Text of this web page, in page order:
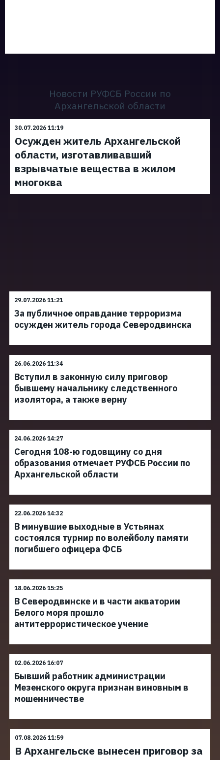
Новости РУФСБ России по
Архангельской области
30.07.2026 11:19
Осужден житель Архангельской
области, изготавливавший
взрывчатые вещества в жилом
многоква
29.07.2026 11:21
За публичное оправдание терроризма
осужден житель города Северодвинска
26.06.2026 11:34
Вступил в законную силу приговор
бывшему начальнику следственного
изолятора, а также верну
24.06.2026 14:27
Сегодня 108-ю годовщину со дня
образования отмечает РУФСБ России по
Архангельской области
22.06.2026 14:32
В минувшие выходные в Устьянах
состоялся турнир по волейболу памяти
погибшего офицера ФСБ
18.06.2026 15:25
В Северодвинске и в части акватории
Белого моря прошло
антитеррористическое учение
02.06.2026 16:07
Бывший работник администрации
Мезенского округа признан виновным в
мошенничестве
07.08.2026 11:59
В Архангельске вынесен приговор за